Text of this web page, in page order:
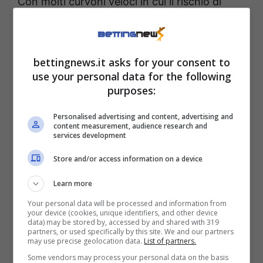
nasconde non poche insidie a
maggior ragione se la pioggia dovesse
scendere copiosa.
A tal proposito, tra i piloti più sotto pressione
occhio aColapinto.Al centro di insistenti
voci di mercato, il giovane pilota argentino –
a punti nell’
ghiaia all’esterno della
punti più tecnici del tracciato. Con lo spettro
diBottascome suo sostituto sempre più
concreto, il ‘figlioccio’ diAlonsorischia di
bettingnews.it asks for your consent to
use your personal data for the following
purposes:
Personalised advertising and content, advertising and
content measurement, audience research and
services development
Store and/or access information on a device
Learn more
Your personal data will be processed and information from
your device (cookies, unique identifiers, and other device
data) may be stored by, accessed by and shared with 319
partners, or used specifically by this site. We and our partners
may use precise geolocation data. List of partners.
Some vendors may process your personal data on the basis